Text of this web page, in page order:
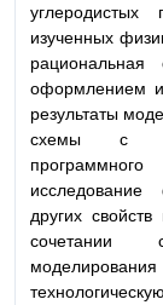
углеродистых
изученных
рациональная
оформлением
результаты
схемы с
других
сочетании